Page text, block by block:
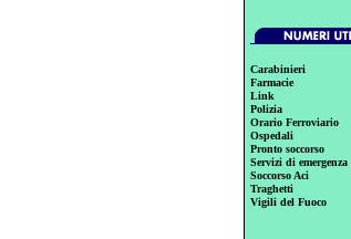
Carabinieri
Farmacie
Link
Polizia
Orario Ferroviario
Ospedali
Pronto soccorso
Servizi di emergenza
Soccorso Aci
Traghetti
Vigili del Fuoco